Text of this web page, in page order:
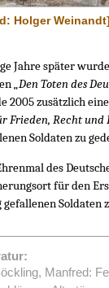
Holger Weinandt]
Jahre später
„Den Toten des
2005 zusätzlich
Frieden, Recht
Soldaten zu
des
für den
gefallenen Soldaten
Manfred: